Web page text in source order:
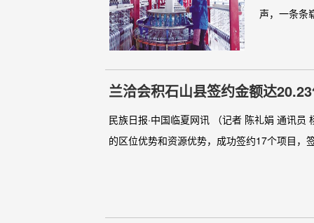
声，一条条
兰洽会积石山县签约金额达
民族日报·中国临夏网讯 （记者 陈礼娟 通讯
的区位优势和资源优势，成功签约17个项目